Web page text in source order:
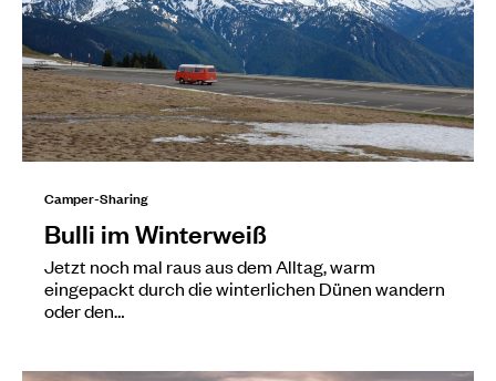
Camper-Sharing
Bulli im Winterweiß
Jetzt noch mal raus aus dem Alltag, warm
eingepackt durch die winterlichen Dünen wandern
oder den…